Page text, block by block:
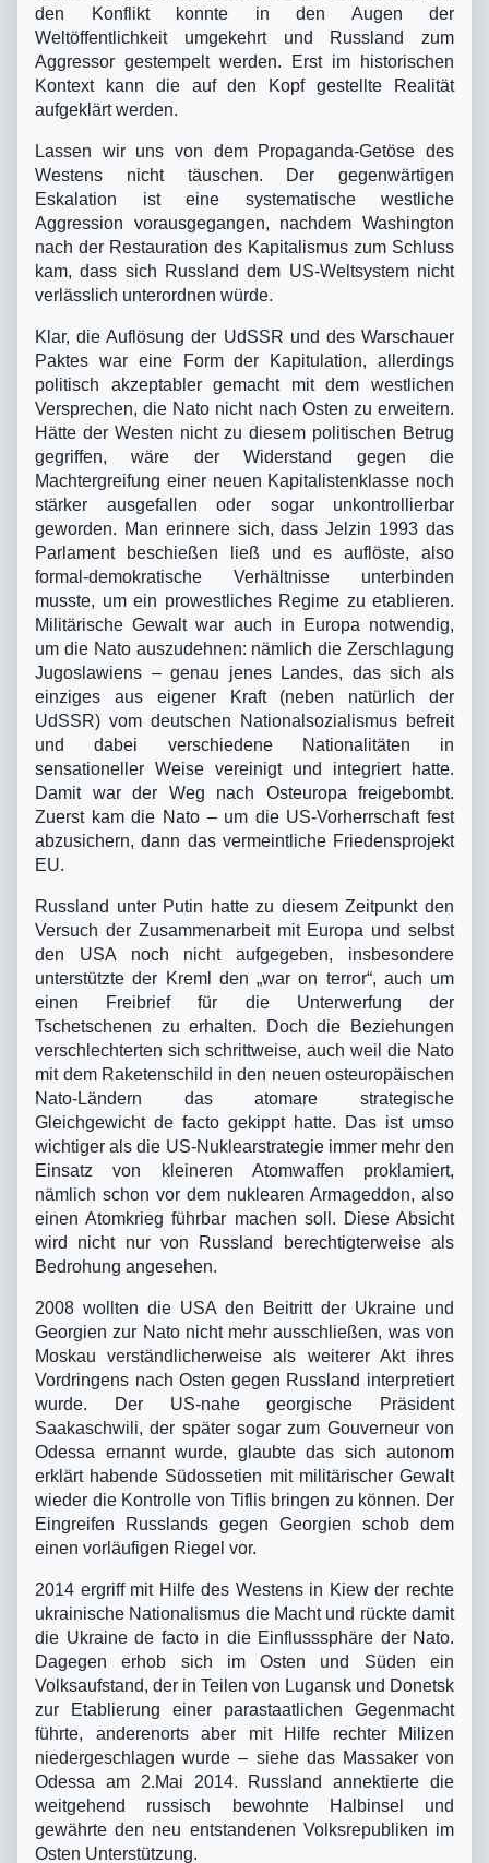
den Konflikt konnte in den Augen der
Weltöffentlichkeit umgekehrt und Russland zum
Aggressor gestempelt werden. Erst im historischen
Kontext kann die auf den Kopf gestellte Realität
aufgeklärt werden.
Lassen wir uns von dem Propaganda-Getöse des
Westens nicht täuschen. Der gegenwärtigen
Eskalation ist eine systematische westliche
Aggression vorausgegangen, nachdem Washington
nach der Restauration des Kapitalismus zum Schluss
kam, dass sich Russland dem US-Weltsystem nicht
verlässlich unterordnen würde.
Klar, die Auflösung der UdSSR und des Warschauer
Paktes war eine Form der Kapitulation, allerdings
politisch akzeptabler gemacht mit dem westlichen
Versprechen, die Nato nicht nach Osten zu erweitern.
Hätte der Westen nicht zu diesem politischen Betrug
gegriffen, wäre der Widerstand gegen die
Machtergreifung einer neuen Kapitalistenklasse noch
stärker ausgefallen oder sogar unkontrollierbar
geworden. Man erinnere sich, dass Jelzin 1993 das
Parlament beschießen ließ und es auflöste, also
formal-demokratische Verhältnisse unterbinden
musste, um ein prowestliches Regime zu etablieren.
Militärische Gewalt war auch in Europa notwendig,
um die Nato auszudehnen: nämlich die Zerschlagung
Jugoslawiens – genau jenes Landes, das sich als
einziges aus eigener Kraft (neben natürlich der
UdSSR) vom deutschen Nationalsozialismus befreit
und dabei verschiedene Nationalitäten in
sensationeller Weise vereinigt und integriert hatte.
Damit war der Weg nach Osteuropa freigebombt.
Zuerst kam die Nato – um die US-Vorherrschaft fest
abzusichern, dann das vermeintliche Friedensprojekt
EU.
Russland unter Putin hatte zu diesem Zeitpunkt den
Versuch der Zusammenarbeit mit Europa und selbst
den USA noch nicht aufgegeben, insbesondere
unterstützte der Kreml den „war on terror“, auch um
einen Freibrief für die Unterwerfung der
Tschetschenen zu erhalten. Doch die Beziehungen
verschlechterten sich schrittweise, auch weil die Nato
mit dem Raketenschild in den neuen osteuropäischen
Nato-Ländern das atomare strategische
Gleichgewicht de facto gekippt hatte. Das ist umso
wichtiger als die US-Nuklearstrategie immer mehr den
Einsatz von kleineren Atomwaffen proklamiert,
nämlich schon vor dem nuklearen Armageddon, also
einen Atomkrieg führbar machen soll. Diese Absicht
wird nicht nur von Russland berechtigterweise als
Bedrohung angesehen.
2008 wollten die USA den Beitritt der Ukraine und
Georgien zur Nato nicht mehr ausschließen, was von
Moskau verständlicherweise als weiterer Akt ihres
Vordringens nach Osten gegen Russland interpretiert
wurde. Der US-nahe georgische Präsident
Saakaschwili, der später sogar zum Gouverneur von
Odessa ernannt wurde, glaubte das sich autonom
erklärt habende Südossetien mit militärischer Gewalt
wieder die Kontrolle von Tiflis bringen zu können. Der
Eingreifen Russlands gegen Georgien schob dem
einen vorläufigen Riegel vor.
2014 ergriff mit Hilfe des Westens in Kiew der rechte
ukrainische Nationalismus die Macht und rückte damit
die Ukraine de facto in die Einflusssphäre der Nato.
Dagegen erhob sich im Osten und Süden ein
Volksaufstand, der in Teilen von Lugansk und Donetsk
zur Etablierung einer parastaatlichen Gegenmacht
führte, anderenorts aber mit Hilfe rechter Milizen
niedergeschlagen wurde – siehe das Massaker von
Odessa am 2.Mai 2014. Russland annektierte die
weitgehend russisch bewohnte Halbinsel und
gewährte den neu entstandenen Volksrepubliken im
Osten Unterstützung.